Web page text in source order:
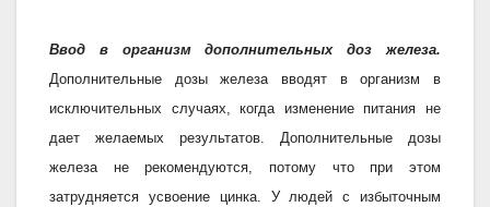
Ввод в организм дополнительных доз железа.
Дополнительные дозы железа вводят в организм в
исключительных случаях, когда изменение питания не
дает желаемых результатов. Дополнительные дозы
железа не рекомендуются, потому что при этом
затрудняется усвоение цинка. У людей с избыточным